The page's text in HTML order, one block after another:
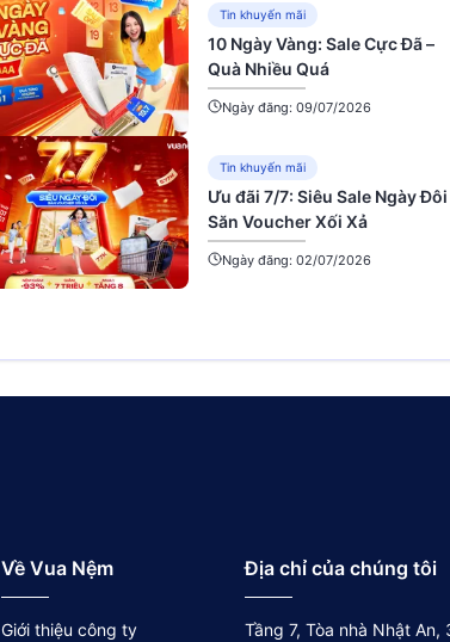
Tin khuyến mãi
10 Ngày Vàng: Sale Cực Đã –
Quà Nhiều Quá
Ngày đăng: 09/07/2026
Tin khuyến mãi
Ưu đãi 7/7: Siêu Sale Ngày Đôi
Săn Voucher Xối Xả
Ngày đăng: 02/07/2026
Về Vua Nệm
Giới thiệu công ty
Địa chỉ của chúng tôi
Tầng 7, Tòa nhà Nhật An,